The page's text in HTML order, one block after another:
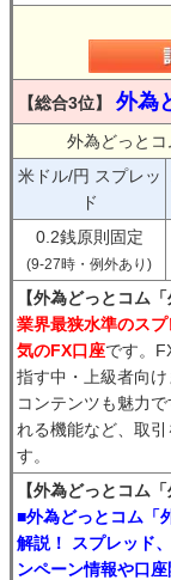
【総合3位】 外為
外為どっと
米ドル/円 スプレッ
ド
0.2銭原則固定
(9-27時・例外あり)
【外為どっとコム
業界最狭水準のス
気のFX口座です。
指す中・上級者向
コンテンツも魅力
れる機能など、取
す。
【外為どっとコム
■外為どっとコム「
解説！ スプレッド
ンペーン情報や口